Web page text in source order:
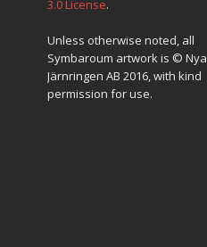
3.0 License.
Unless otherwise noted, all
Symbaroum artwork is © Nya
Järnringen AB 2016, with kind
permission for use.